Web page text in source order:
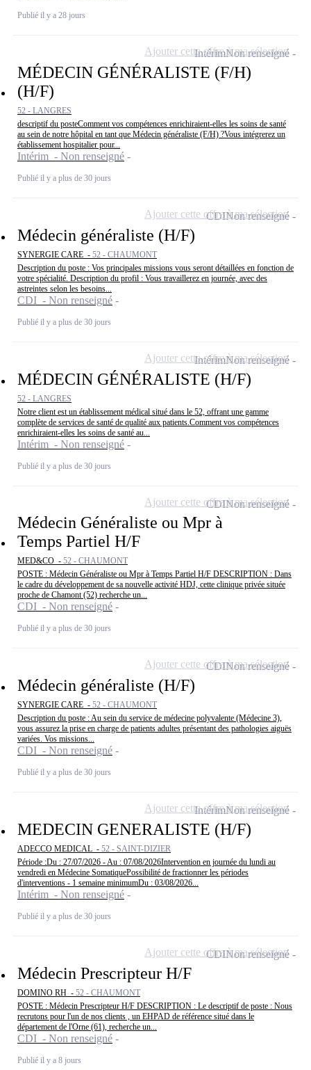
Publié il y a 28 jours
MÉDECIN GÉNÉRALISTE (F/H)
(H/F)
52 - LANGRES
descriptif du posteComment vos compétences enrichiraient-elles les soins de santé
au sein de notre hôpital en tant que Médecin généraliste (F/H) ?Vous intégrerez un
établissement hospitalier pour...
Intérim - Non renseigné
Publié il y a plus de 30 jours
IntérimNon renseigné
Ajouter cette offre à ma sélection
Médecin généraliste (H/F)
SYNERGIE CARE - 52 - CHAUMONT
Description du poste : Vos principales missions vous seront détaillées en fonction de
votre spécialité. Description du profil : Vous travaillerez en journée, avec des
astreintes selon les besoins...
CDI - Non renseigné
Publié il y a plus de 30 jours
CDINon renseigné
Ajouter cette offre à ma sélection
MÉDECIN GÉNÉRALISTE (H/F)
52 - LANGRES
Notre client est un établissement médical situé dans le 52, offrant une gamme
complète de services de santé de qualité aux patients.Comment vos compétences
enrichiraient-elles les soins de santé au...
Intérim - Non renseigné
Publié il y a plus de 30 jours
IntérimNon renseigné
Ajouter cette offre à ma sélection
Médecin Généraliste ou Mpr à
Temps Partiel H/F
MED&CO - 52 - CHAUMONT
POSTE : Médecin Généraliste ou Mpr à Temps Partiel H/F DESCRIPTION : Dans
le cadre du développement de sa nouvelle activité HDJ, cette clinique privée située
proche de Chamont (52) recherche un...
CDI - Non renseigné
Publié il y a plus de 30 jours
CDINon renseigné
Ajouter cette offre à ma sélection
Médecin généraliste (H/F)
SYNERGIE CARE - 52 - CHAUMONT
Description du poste : Au sein du service de médecine polyvalente (Médecine 3),
vous assurez la prise en charge de patients adultes présentant des pathologies aiguës
variées. Vos missions...
CDI - Non renseigné
Publié il y a plus de 30 jours
CDINon renseigné
Ajouter cette offre à ma sélection
MEDECIN GENERALISTE (H/F)
ADECCO MEDICAL - 52 - SAINT-DIZIER
Période :Du : 27/07/2026 - Au : 07/08/2026Intervention en journée du lundi au
vendredi en Médecine SomatiquePossibilité de fractionner les périodes
d'interventions - 1 semaine minimumDu : 03/08/2026...
Intérim - Non renseigné
Publié il y a plus de 30 jours
IntérimNon renseigné
Ajouter cette offre à ma sélection
Médecin Prescripteur H/F
DOMINO RH - 52 - CHAUMONT
POSTE : Médecin Prescripteur H/F DESCRIPTION : Le descriptif de poste : Nous
recrutons pour l'un de nos clients , un EHPAD de référence situé dans le
département de l'Orne (61), recherche un...
CDI - Non renseigné
Publié il y a 8 jours
CDINon renseigné
Ajouter cette offre à ma sélection